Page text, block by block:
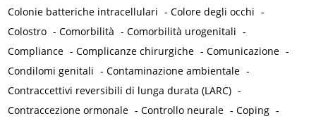
Colonie batteriche intracellulari -Colore degli occhi -
Colostro -Comorbilità -Comorbilità urogenitali -
Compliance -Complicanze chirurgiche -Comunicazione -
Condilomi genitali -Contaminazione ambientale -
Contraccettivi reversibili di lunga durata (LARC) -
Contraccezione ormonale -Controllo neurale -Coping -